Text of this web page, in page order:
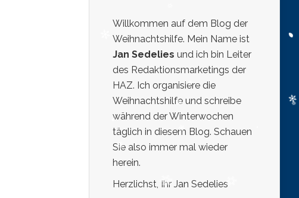
Willkommen auf dem Blog der
Weihnachtshilfe. Mein Name ist
Jan Sedelies und ich bin Leiter
des Redaktionsmarketings der
HAZ. Ich organisiere die
Weihnachtshilfe und schreibe
während der Winterwochen
täglich in diesem Blog. Schauen
Sie also immer mal wieder
herein.
Herzlichst, Ihr Jan Sedelies